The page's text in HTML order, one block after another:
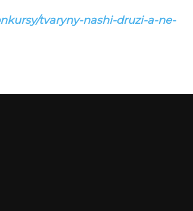
tvaryny-nashi-druzi-a-ne-